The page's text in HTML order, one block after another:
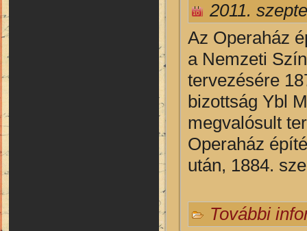
2011.
Az Operaház
a Nemzeti
tervezésére
bizottság Ybl
megvalósult
Operaház
után, 1884.
További